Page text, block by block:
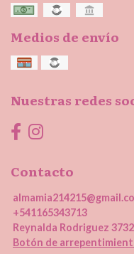
Medios de envío
Nuestras redes
Contacto
+541165343713
Reynalda Rodriguez
Botón de